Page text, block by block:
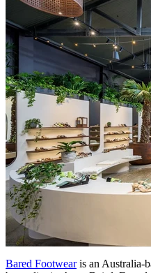
Bared Footwearis an Australia-